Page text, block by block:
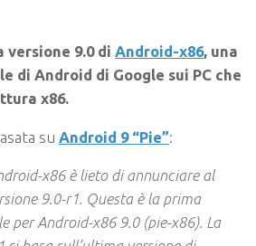
versione 9.0 di Android-x86, una
di Android di Google sui PC che
x86.
su Android 9 “Pie”:
x86 è lieto di annunciare al
9.0-r1. Questa è la prima
per Android-x86 9.0 (pie-x86). La